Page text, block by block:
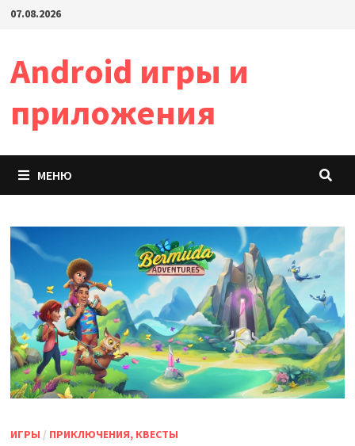
Перейти
07.08.2026
Android игры и
приложения
МЕНЮ
ИГРЫ / ПРИКЛЮЧЕНИЯ, КВЕСТЫ